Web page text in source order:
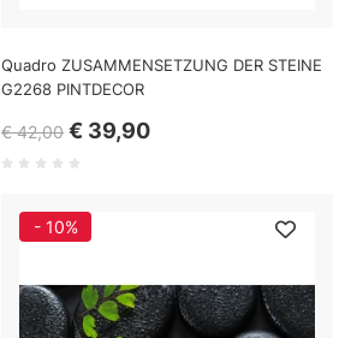
Quadro ZUSAMMENSETZUNG DER STEINE
G2268 PINTDECOR
€ 42,00 € 39,90
- 10%